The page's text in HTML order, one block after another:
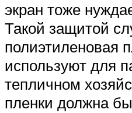
экран тоже
Такой защитой
полиэтиленовая
используют для
тепличном
пленки должна